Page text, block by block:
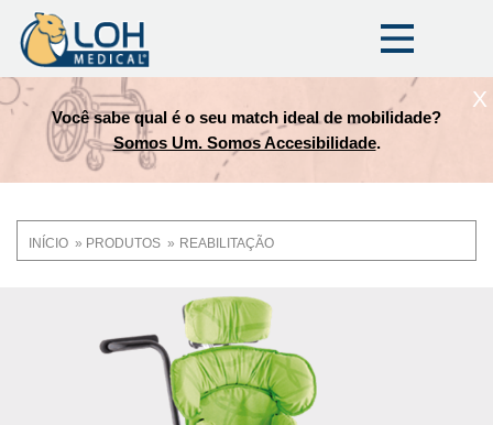
Você sabe qual é o seu match ideal de mobilidade?
Somos Um. Somos Accesibilidade.
X
Trilha
navegação
INÍCIO PRODUTOS REABILITAÇÃO